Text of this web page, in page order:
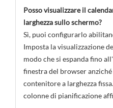
Posso visualizzare il
larghezza sullo schermo?
Sì, puoi configurarlo
Imposta la visualizzazione
modo che si espanda fino
finestra del browser
contenitore a larghezza
colonne di pianificazione